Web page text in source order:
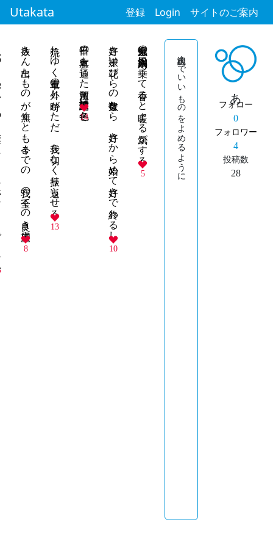
Utakata 登録 Login サイトのご案内
あ
フォロー
0
フォロワー
4
投稿数
28
沢山読んでいいものをよめるように
温泉気分の入浴剤寒風に乗って香ると暖まる気がする
5
好き嫌い花びらの数奇数なら 好きから始めて好きで終わるし
10
平日の車窓を通した河川敷 投球練習芝は冬色
14
流れゆく電車の外と時がただ 我を切なく振り返らせる
13
抜きん出たものが無くとも今までの 我の全ての良き展望よ
8
ない